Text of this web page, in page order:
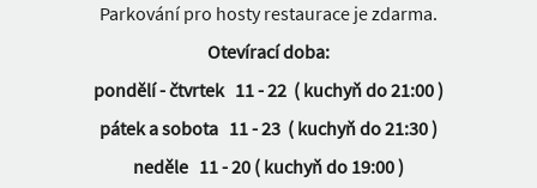
Parkování pro hosty restaurace je zdarma.
Otevírací doba:
pondělí - čtvrtek 11 - 22 ( kuchyň do 21:00 )
pátek a sobota 11 - 23 ( kuchyň do 21:30 )
neděle 11 - 20 ( kuchyň do 19:00 )